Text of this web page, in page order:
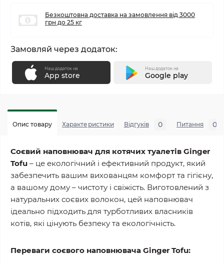
Безкоштовна доставка на замовлення від 3000
грн до 25 кг
Замовляй через додаток:
Наш додаток на
App store
Наш додаток на
Google play
Опис товару Характеристики Відгуків 0 Питання 0
Соєвий наповнювач для котячих туалетів Ginger
Tofu – це екологічний і ефективний продукт, який
забезпечить вашим вихованцям комфорт та гігієну,
а вашому дому – чистоту і свіжість. Виготовлений з
натуральних соєвих волокон, цей наповнювач
ідеально підходить для турботливих власників
котів, які цінують безпеку та екологічність.
Переваги соєвого наповнювача Ginger Tofu: